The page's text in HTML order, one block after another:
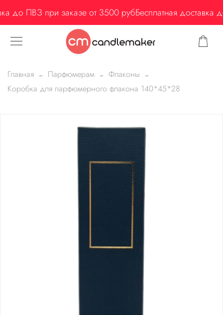
до ПВЗ при заказе от 3500 рубБесплатная доставка
Главная Парфюмерам
Флаконы
Коробка для парфюмерного флакона 140*45*28